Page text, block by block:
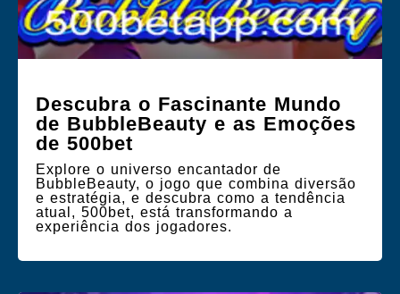
Descubra o Fascinante Mundo
de BubbleBeauty e as Emoções
de 500bet
Explore o universo encantador de
BubbleBeauty, o jogo que combina diversão
e estratégia, e descubra como a tendência
atual, 500bet, está transformando a
experiência dos jogadores.